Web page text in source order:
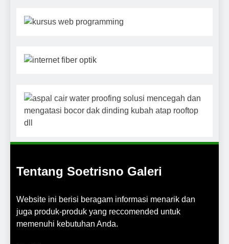
Tentang Soetrisno Galeri
Website ini berisi beragam informasi menarik dan
juga produk-produk yang reccomended untuk
memenuhi kebutuhan Anda.